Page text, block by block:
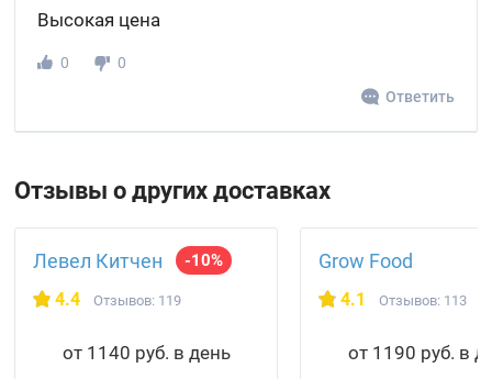
Высокая цена
0
0
Ответить
Отзывы о других доставках
Левел Китчен -10%
4.4 Отзывов: 119
от 1140 руб. в день
Grow Food
4.1 Отзывов: 113
от 1190 руб. в